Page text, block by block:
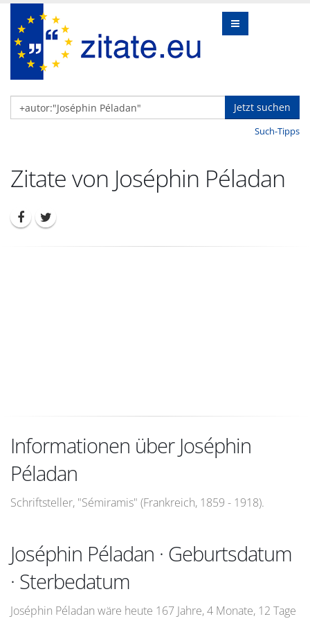
Jetzt suchen
Such-Tipps
Zitate von Joséphin Péladan
Informationen über Joséphin
Péladan
Schriftsteller, "Sémiramis" (Frankreich, 1859 - 1918).
Joséphin Péladan · Geburtsdatum
· Sterbedatum
Joséphin Péladan wäre heute 167 Jahre, 4 Monate, 12 Tage